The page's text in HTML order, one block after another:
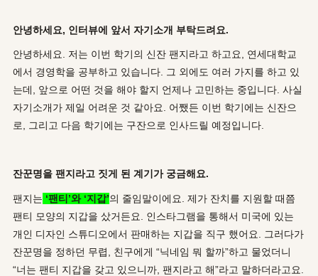
안녕하세요, 인터뷰에 앞서 자기소개 부탁드려요.
안녕하세요. 저는 이번 학기의 신잔 팬지라고 하고요, 연세대학교
에서 경영학을 공부하고 있습니다. 그 외에도 여러 가지를 하고 있
는데, 앞으로 어떤 것을 해야 할지 언제나 고민하는 중입니다. 사실
자기소개가 제일 어려운 것 같아요. 어쨌든 이번 학기에는 신잔으
로, 그리고 다음 학기에는 구잔으로 인사드릴 예정입니다.
잔꾼명을 팬지라고 짓게 된 계기가 궁금해요.
팬지는 ‘팬티’와 ‘지갑’의 줄임말이에요. 제가 잔치를 지원할 때쯤
팬티 모양의 지갑을 샀거든요. 인스타그램을 통해서 미국에 있는
개인 디자인 스튜디오에서 판매하는 지갑을 직구 했어요. 그러다가
잔꾼명을 정하던 무렵, 친구에게 “닉네임 뭐 할까”하고 물었더니
“너는 팬티 지갑을 갖고 있으니까, 팬지라고 해”라고 말하더라고요.